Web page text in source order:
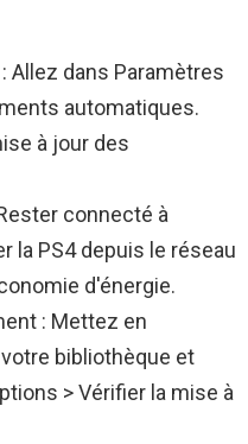
Allez dans Paramètres
automatiques.
à jour des
connecté à
la PS4 depuis le réseau
d'énergie.
: Mettez en
bibliothèque et
> Vérifier la mise à